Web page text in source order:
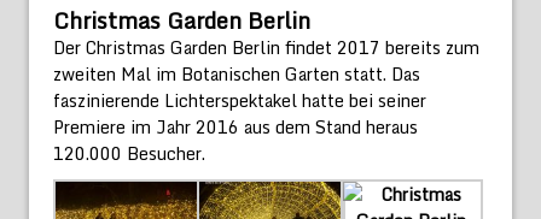
Christmas Garden Berlin
Der Christmas Garden Berlin findet 2017 bereits zum
zweiten Mal im Botanischen Garten statt. Das
faszinierende Lichterspektakel hatte bei seiner
Premiere im Jahr 2016 aus dem Stand heraus
120.000 Besucher.